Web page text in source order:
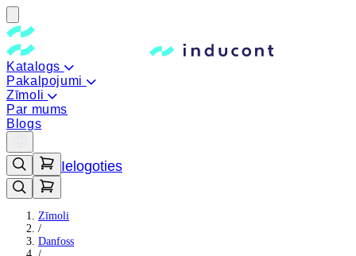
Katalogs
Pakalpojumi
Zīmoli
Par mums
Blogs
Ielogoties
Zīmoli
/
Danfoss